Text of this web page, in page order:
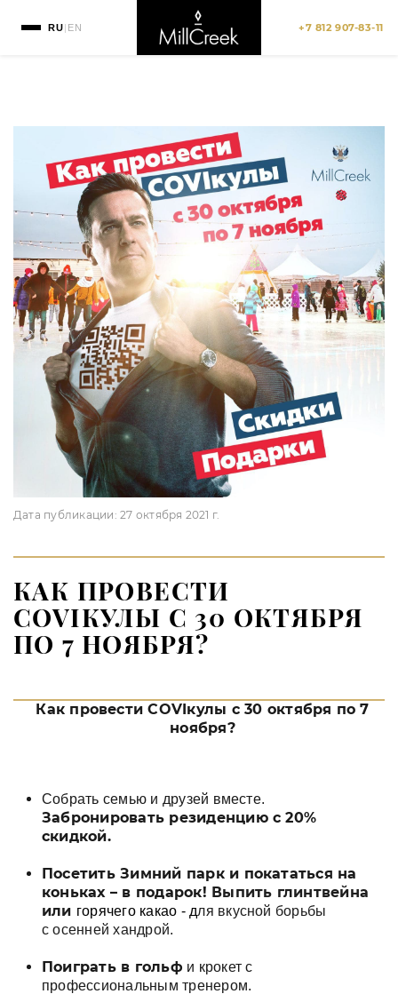
RU| EN +7 812 907-83-11
Дата публикации:27 октября 2021 г.
КАК ПРОВЕСТИ
COVIКУЛЫ С 30 ОКТЯБРЯ
ПО 7 НОЯБРЯ?
Как провести COVIкулы с 30 октября по 7
ноября?
Собрать семью и друзей вместе.
Забронировать резиденцию с 20%
скидкой.
Посетить Зимний парк и покататься на
коньках – в подарок! Выпить глинтвейна
или горячего какао - для вкусной борьбы
с осенней хандрой.
Поиграть в гольф и крокет с
профессиональным тренером.